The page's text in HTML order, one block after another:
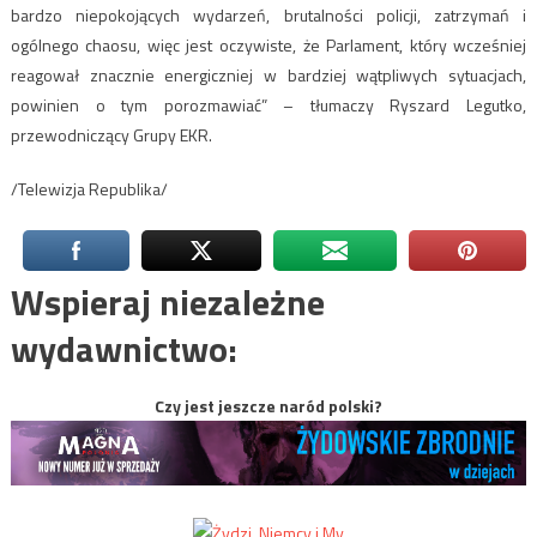
bardzo niepokojących wydarzeń, brutalności policji, zatrzymań i
ogólnego chaosu, więc jest oczywiste, że Parlament, który wcześniej
reagował znacznie energiczniej w bardziej wątpliwych sytuacjach,
powinien o tym porozmawiać” – tłumaczy Ryszard Legutko,
przewodniczący Grupy EKR.
/Telewizja Republika/
Wspieraj niezależne
wydawnictwo:
Czy jest jeszcze naród polski?